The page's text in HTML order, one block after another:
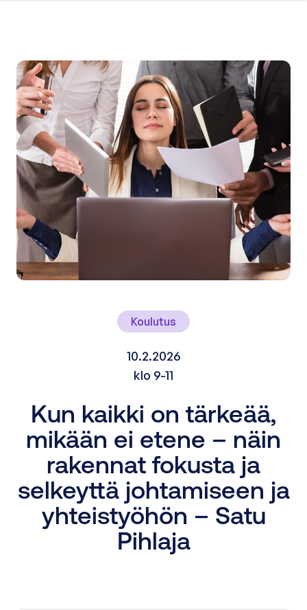
Koulutus
10.2.2026
klo 9-11
Kun kaikki on tärkeää,
mikään ei etene – näin
rakennat fokusta ja
selkeyttä johtamiseen ja
yhteistyöhön – Satu
Pihlaja